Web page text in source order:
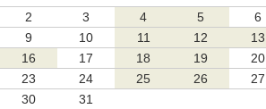
2
3 4 5 6
9
10 11 12 13
16
17 18 19 20
23
24 25 26 27
30
31